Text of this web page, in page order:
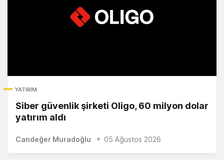
YATIRIM
Siber güvenlik şirketi Oligo, 60 milyon dolar
yatırım aldı
Candeğer Muradoğlu 05 Ağustos 2026